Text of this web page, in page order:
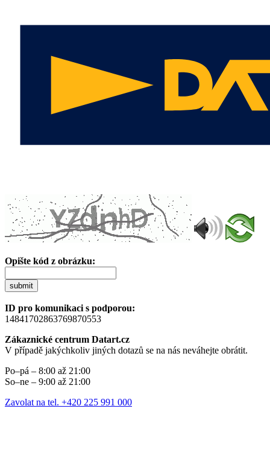
Opište kód z obrázku:
submit
ID pro komunikaci s podporou:
14841702863769870553
Zákaznické centrum Datart.cz
V případě jakýchkoliv jiných dotazů se na nás neváhejte obrátit.
Po–pá – 8:00 až 21:00
So–ne – 9:00 až 21:00
Zavolat na tel. +420 225 991 000